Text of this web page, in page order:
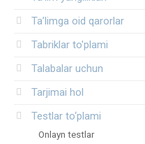
Ta’limga oid qarorlar
Tabriklar to'plami
Talabalar uchun
Tarjimai hol
Testlar to‘plami
Onlayn testlar